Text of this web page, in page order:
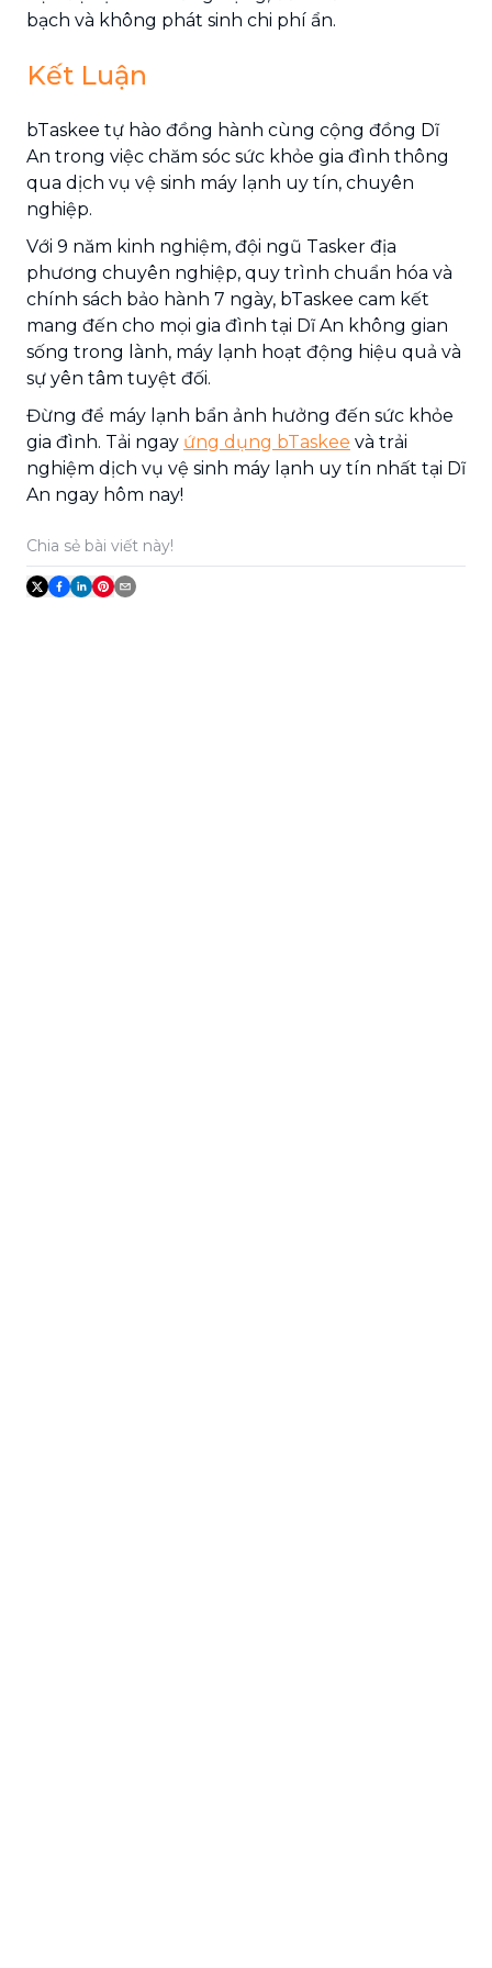
bạch và không phát sinh chi phí ẩn.
Kết Luận
bTaskee tự hào đồng hành cùng cộng đồng Dĩ
An trong việc chăm sóc sức khỏe gia đình thông
qua dịch vụ vệ sinh máy lạnh uy tín, chuyên
nghiệp.
Với 9 năm kinh nghiệm, đội ngũ Tasker địa
phương chuyên nghiệp, quy trình chuẩn hóa và
chính sách bảo hành 7 ngày, bTaskee cam kết
mang đến cho mọi gia đình tại Dĩ An không gian
sống trong lành, máy lạnh hoạt động hiệu quả và
sự yên tâm tuyệt đối.
Đừng để máy lạnh bẩn ảnh hưởng đến sức khỏe
gia đình. Tải ngay ứng dụng bTaskee và trải
nghiệm dịch vụ vệ sinh máy lạnh uy tín nhất tại Dĩ
An ngay hôm nay!
Chia sẻ bài viết này!